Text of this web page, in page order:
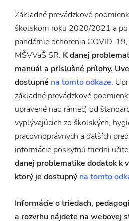
Základné prevádzkové
školskom roku 2020/2021 a po
pandémie ochorenia COVID-
MŠVVaŠ SR. K danej
manuál a príslušné prílohy.
dostupné na tomto odkaze.
základné prevádzkové
upravené nad rámec) od
vyplývajúcich zo školských,
pracovnoprávnych a ďalších
informácie poskytnú triedni
danej problematike dodatok k
ktorý je dostupný na tomto
Informácie o triedach,
a rozvrhu nájdete na webovej